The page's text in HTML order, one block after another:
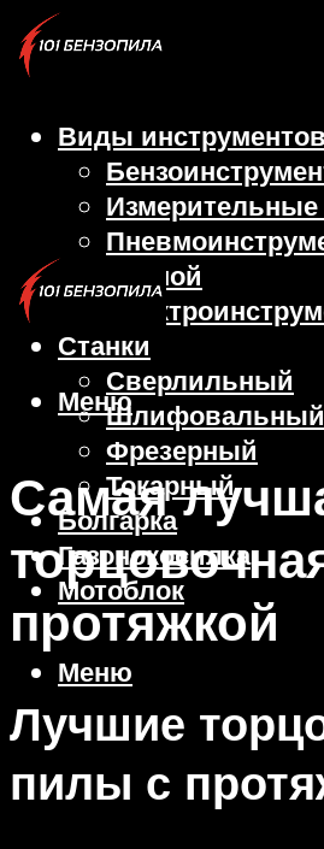
Виды инструментов
Ручной
Станки
Сверлильный
Шлифовальный
Фрезерный
Токарный
Болгарка
Газонокосилка
Мотоблок
Меню
Меню
Самая
протяжкой
Лучшие
пилы с